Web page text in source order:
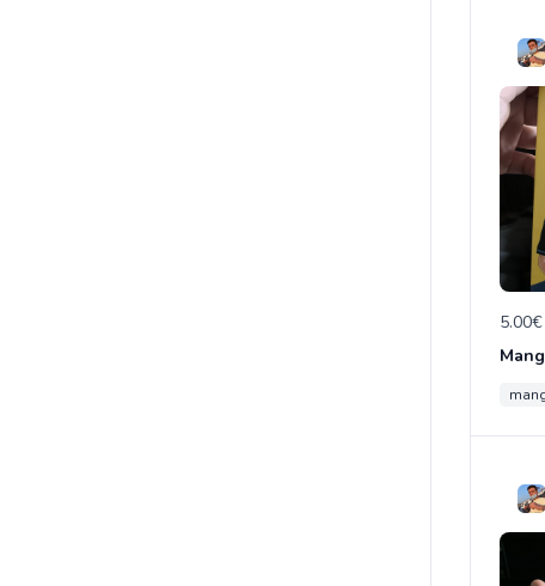
5.00€